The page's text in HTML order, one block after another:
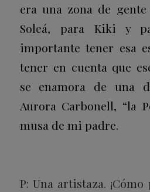
era una zona de
Soleá, para Kiki y
importante tener esa
tener en cuenta que
se enamora de una
Aurora Carbonell, “la
musa de mi padre.
P: Una artistaza.